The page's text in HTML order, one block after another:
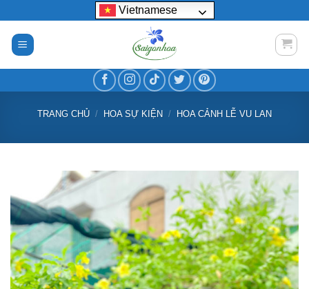
nội
dung
Vietnamese
TRANG CHỦ / HOA SỰ KIỆN / HOA CẢNH LỄ VU LAN